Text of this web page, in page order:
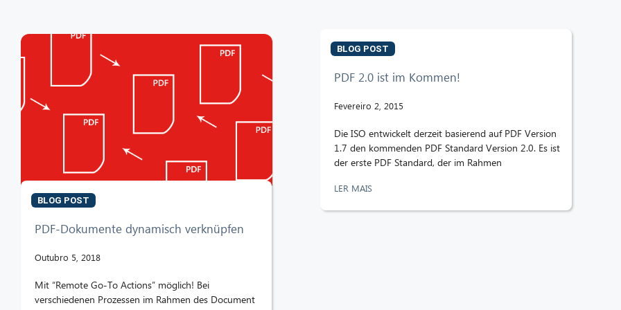
BLOG POST
PDF-Dokumente dynamisch verknüpfen
Outubro 5, 2018
Mit “Remote Go-To Actions” möglich! Bei
verschiedenen Prozessen im Rahmen des Document
BLOG POST
PDF 2.0 ist im Kommen!
Fevereiro 2, 2015
Die ISO entwickelt derzeit basierend auf PDF Version
1.7 den kommenden PDF Standard Version 2.0. Es ist
der erste PDF Standard, der im Rahmen
LER MAIS